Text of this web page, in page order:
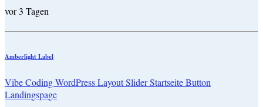
vor 3 Tagen
Amberlight Label
Vibe Coding WordPress Layout Slider Startseite Button
Landingspage